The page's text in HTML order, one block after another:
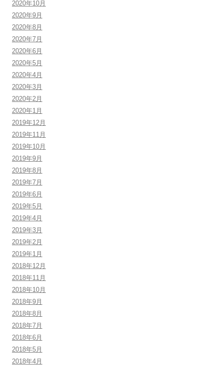
2020年10月
2020年9月
2020年8月
2020年7月
2020年6月
2020年5月
2020年4月
2020年3月
2020年2月
2020年1月
2019年12月
2019年11月
2019年10月
2019年9月
2019年8月
2019年7月
2019年6月
2019年5月
2019年4月
2019年3月
2019年2月
2019年1月
2018年12月
2018年11月
2018年10月
2018年9月
2018年8月
2018年7月
2018年6月
2018年5月
2018年4月